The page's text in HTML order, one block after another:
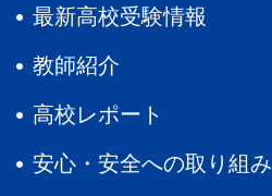
最新高校受験情報
教師紹介
高校レポート
安心・安全への取り組み